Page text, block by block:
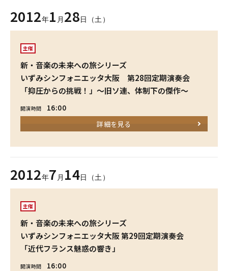
2012年1 月 28日（土）
主催
新・音楽の未来への旅シリーズ
いずみシンフォニエッタ大阪 第28回定期演奏会
「抑圧からの挑戦！」～旧ソ連、体制下の傑作～
開演時間
16:00
詳細を見る
2012年7 月 14日（土）
主催
新・音楽の未来への旅シリーズ
いずみシンフォニエッタ大阪 第29回定期演奏会
「近代フランス魅惑の響き」
開演時間
16:00